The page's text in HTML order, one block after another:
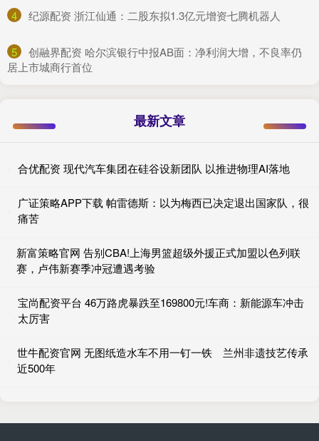
4 ​纪源配资 浙江仙通：二股东拟1.3亿元增资七腾机器人
5
​创融界配资 哈尔滨银行中报AB面：净利润大增，不良率仍
居上市城商行首位
最新文章
合优配资 现代汽车集团在硅谷设新团队 以推进物理AI落地
广证策略APP下载 帕雷德斯：以为梅西已决定退出国家队，很
痛苦
新富策略官网 告别CBA!上海男篮超级外援正式加盟以色列联
赛，卢伟新赛季冲冠遭遇考验
宝尚配资平台 46万路虎暴跌至169800元!车商：新能源车冲击
太厉害
世牛配资官网 无图纸造水车不用一钉一铁 兰州非遗技艺传承
近500年